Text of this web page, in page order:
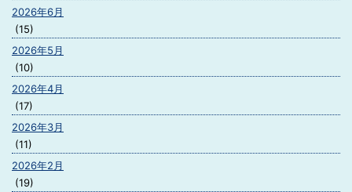
2026年6月
(15)
2026年5月
(10)
2026年4月
(17)
2026年3月
(11)
2026年2月
(19)